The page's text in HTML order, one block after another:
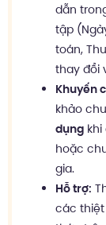
dẫn
tập
toán,
thay đổi
Khuyến
khảo
dụng
hoặc
gia.
Hỗ trợ:
các thiệt